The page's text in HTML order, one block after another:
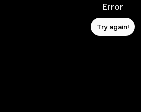
Error
Try again!